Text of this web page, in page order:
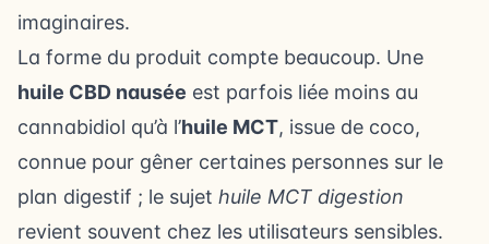
imaginaires.
La forme du produit compte beaucoup. Une
huile CBD nausée est parfois liée moins au
cannabidiol qu’à l’huile MCT, issue de coco,
connue pour gêner certaines personnes sur le
plan digestif ; le sujet huile MCT digestion
revient souvent chez les utilisateurs sensibles.